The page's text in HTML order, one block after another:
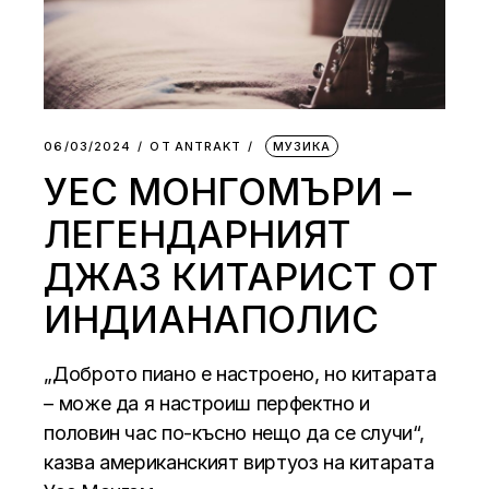
06/03/2024 ОТ АNTRAKT МУЗИКА
УЕС МОНГОМЪРИ –
ЛЕГЕНДАРНИЯТ
ДЖАЗ КИТАРИСТ ОТ
ИНДИАНАПОЛИС
„Доброто пиано е настроено, но китарата
– може да я настроиш перфектно и
половин час по-късно нещо да се случи“,
казва американският виртуоз на китарата